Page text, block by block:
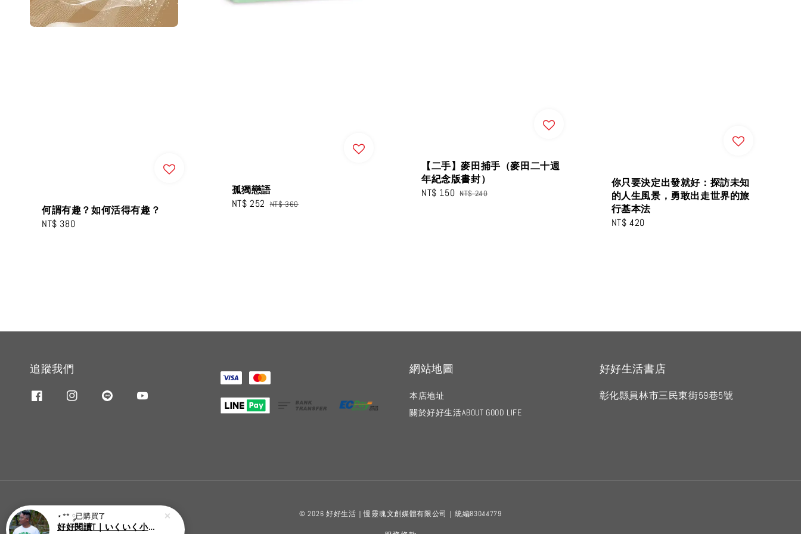
何謂有趣？如何活得有趣？
Regular
NT$ 380
孤獨戀語
Sale
NT$ 252 Regular
NT$ 360
【二手】麥田捕手（麥田二十週
年紀念版書封）
Sale
NT$ 150 Regular
NT$ 240
你只要決定出發就好：探訪未知
的人生風景，勇敢出走世界的旅
行基本法
Regular
NT$ 420
追蹤我們 網站地圖
本店地址
關於好好生活ABOUT GOOD LIFE
好好生活書店
彰化縣員林市三民東街59巷5號
© 2026 好好生活｜慢靈魂文創媒體有限公司｜統編83044779
⋆** ༘已購買了
好好閱讀T｜いくいく小高潮色計事務所X好好生活書店聯名款